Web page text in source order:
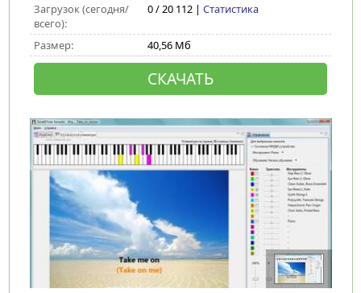
Загрузок (сегодня/
всего):
0 / 20 112 | Статистика
Размер: 40,56 Мб
СКАЧАТЬ